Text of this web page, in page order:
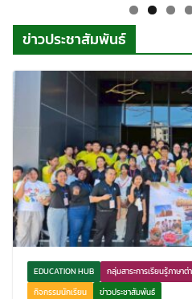
ข่าวประชาสัมพันธ์
EDUCATION HUB กลุ่มสาระการเรียนรู้ภาษาต่
กิจกรรมนักเรียน
ข่าวประชาสัมพันธ์